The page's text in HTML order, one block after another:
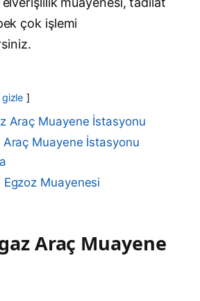
çok işlemi
gizle
Araç Muayene İstasyonu
Araç Muayene İstasyonu
Egzoz Muayenesi
Araç Muayene